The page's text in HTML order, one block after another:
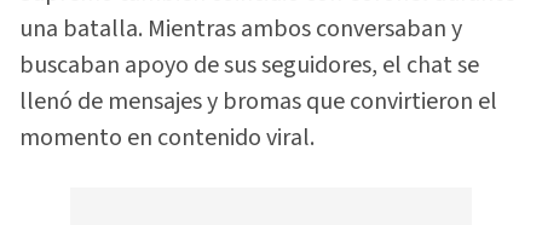
una batalla. Mientras ambos conversaban y
buscaban apoyo de sus seguidores, el chat se
llenó de mensajes y bromas que convirtieron el
momento en contenido viral.